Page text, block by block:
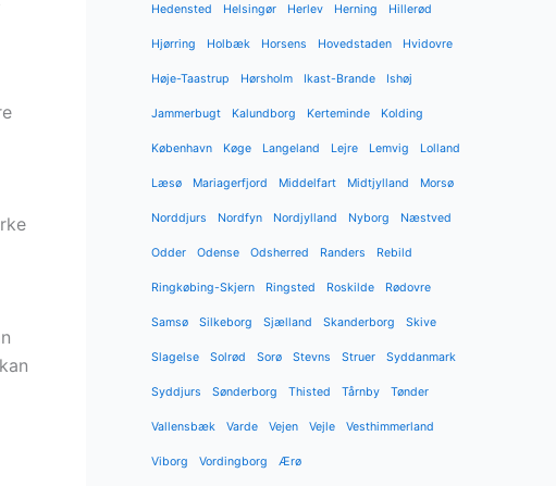
Hedensted Helsingør Herlev Herning Hillerød
Hjørring Holbæk Horsens Hovedstaden Hvidovre
Høje-Taastrup Hørsholm Ikast-Brande Ishøj
Jammerbugt Kalundborg Kerteminde Kolding
København Køge Langeland Lejre Lemvig Lolland
Læsø Mariagerfjord Middelfart Midtjylland Morsø
Norddjurs Nordfyn Nordjylland Nyborg Næstved
Odder Odense Odsherred Randers Rebild
Ringkøbing-Skjern Ringsted Roskilde Rødovre
Samsø Silkeborg Sjælland Skanderborg Skive
Slagelse Solrød Sorø Stevns Struer Syddanmark
Syddjurs Sønderborg Thisted Tårnby Tønder
Vallensbæk Varde Vejen Vejle Vesthimmerland
Viborg Vordingborg Ærø